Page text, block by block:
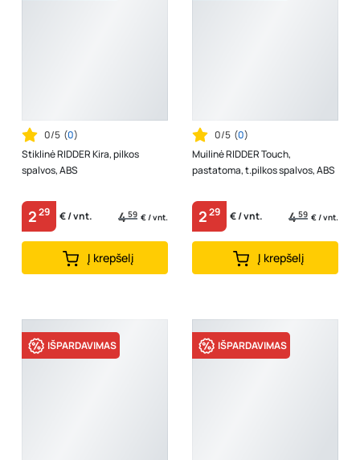
0/5 (0)
Stiklinė RIDDER Kira, pilkos
spalvos, ABS
229 € / vnt. 459 € / vnt.
Į krepšelį
0/5 (0)
Muilinė RIDDER Touch,
pastatoma, t.pilkos spalvos, ABS
229 € / vnt. 459 € / vnt.
Į krepšelį
IŠPARDAVIMAS IŠPARDAVIMAS